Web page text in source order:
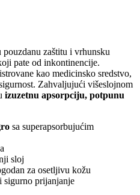
pouzdanu zaštitu i vrhunsku
pate od inkontinencije.
kao medicinsko sredstvo,
Zahvaljujući višeslojnom
izuzetnu apsorpciju, potpunu
sa superapsorbujućim
sloj
za osetljivu kožu
sigurno prijanjanje